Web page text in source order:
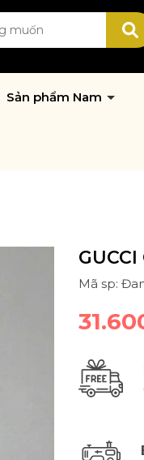
Sản phẩm Nam
Mã sp: